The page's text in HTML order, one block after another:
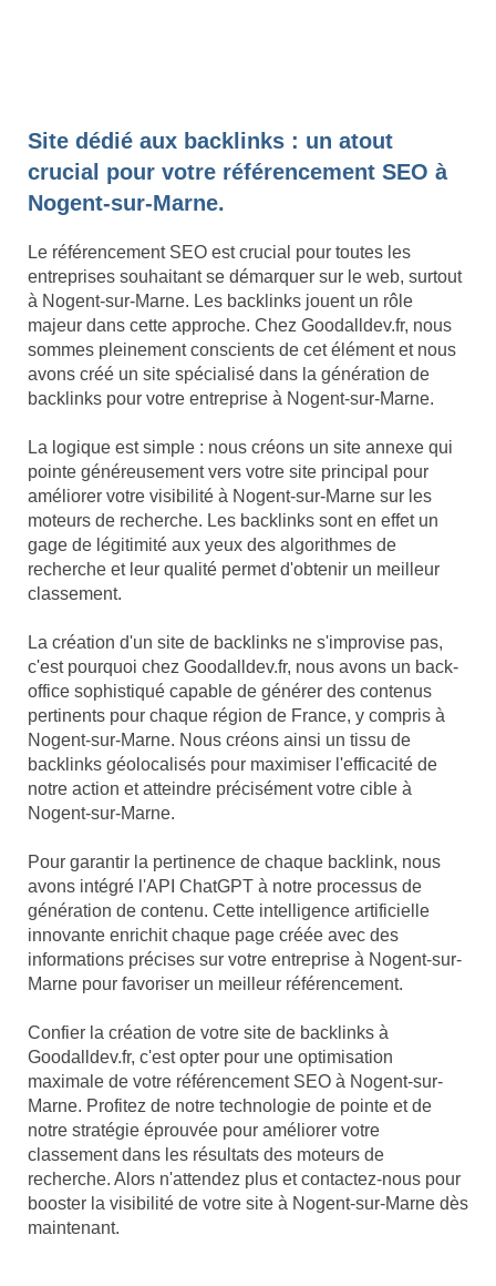
Site dédié aux backlinks : un atout
crucial pour votre référencement SEO à
Nogent-sur-Marne.
Le référencement SEO est crucial pour toutes les
entreprises souhaitant se démarquer sur le web, surtout
à Nogent-sur-Marne. Les backlinks jouent un rôle
majeur dans cette approche. Chez Goodalldev.fr, nous
sommes pleinement conscients de cet élément et nous
avons créé un site spécialisé dans la génération de
backlinks pour votre entreprise à Nogent-sur-Marne.
La logique est simple : nous créons un site annexe qui
pointe généreusement vers votre site principal pour
améliorer votre visibilité à Nogent-sur-Marne sur les
moteurs de recherche. Les backlinks sont en effet un
gage de légitimité aux yeux des algorithmes de
recherche et leur qualité permet d'obtenir un meilleur
classement.
La création d'un site de backlinks ne s'improvise pas,
c'est pourquoi chez Goodalldev.fr, nous avons un back-
office sophistiqué capable de générer des contenus
pertinents pour chaque région de France, y compris à
Nogent-sur-Marne. Nous créons ainsi un tissu de
backlinks géolocalisés pour maximiser l'efficacité de
notre action et atteindre précisément votre cible à
Nogent-sur-Marne.
Pour garantir la pertinence de chaque backlink, nous
avons intégré l'API ChatGPT à notre processus de
génération de contenu. Cette intelligence artificielle
innovante enrichit chaque page créée avec des
informations précises sur votre entreprise à Nogent-sur-
Marne pour favoriser un meilleur référencement.
Confier la création de votre site de backlinks à
Goodalldev.fr, c'est opter pour une optimisation
maximale de votre référencement SEO à Nogent-sur-
Marne. Profitez de notre technologie de pointe et de
notre stratégie éprouvée pour améliorer votre
classement dans les résultats des moteurs de
recherche. Alors n'attendez plus et contactez-nous pour
booster la visibilité de votre site à Nogent-sur-Marne dès
maintenant.